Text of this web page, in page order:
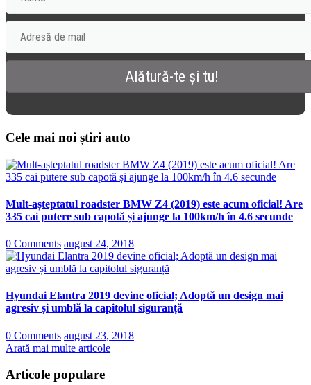
Cele mai noi știri auto
Mult-așteptatul roadster BMW Z4 (2019) este acum oficial! Are
335 cai putere sub capotă și ajunge la 100km/h în 4.6 secunde
0 Comments august 24, 2018
Hyundai Elantra 2019 devine oficial; Adoptă un design mai
agresiv și umblă la capitolul siguranță
0 Comments august 23, 2018
Arată mai multe articole
Articole populare